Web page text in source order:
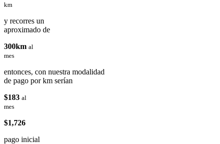
km
y recorres un
aproximado de
300km al
mes
entonces, con nuestra modalidad
de pago por km serían
$183 al
mes
$1,726
pago inicial